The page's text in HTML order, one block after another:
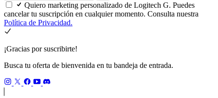
Quiero marketing personalizado de Logitech G. Puedes
cancelar tu suscripción en cualquier momento. Consulta nuestra
Política de Privacidad.
¡Gracias por suscribirte!
Busca tu oferta de bienvenida en tu bandeja de entrada.